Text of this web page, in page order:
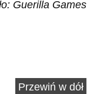
Guerilla Games
Przewiń w dół